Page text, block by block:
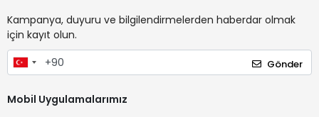
Kampanya, duyuru ve bilgilendirmelerden haberdar olmak
için kayıt olun.
Gönder
Mobil Uygulamalarımız